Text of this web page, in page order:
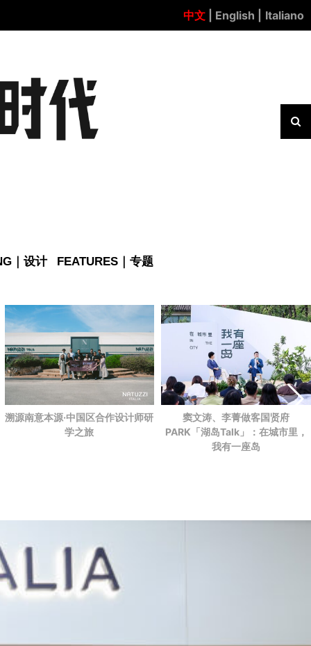
中文 | English | Italiano
｜设计 FEATURES｜专题
溯源南意本源·中国区合作设计师研
学之旅
窦文涛、李菁做客国贤府
PARK 「湖岛Talk」：在城市里，
我有一座岛